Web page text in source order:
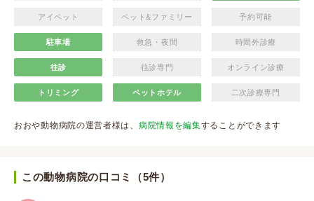
アイペット ペット&ファミリー 予約可能
駐車場 救急・夜間 時間外診療
往診 往診専門 オンライン診療
トリミング ペットホテル 二次診療専門
おおや動物病院の運営者様は、 病院情報を編集することができます
この動物病院の口コミ（5件）